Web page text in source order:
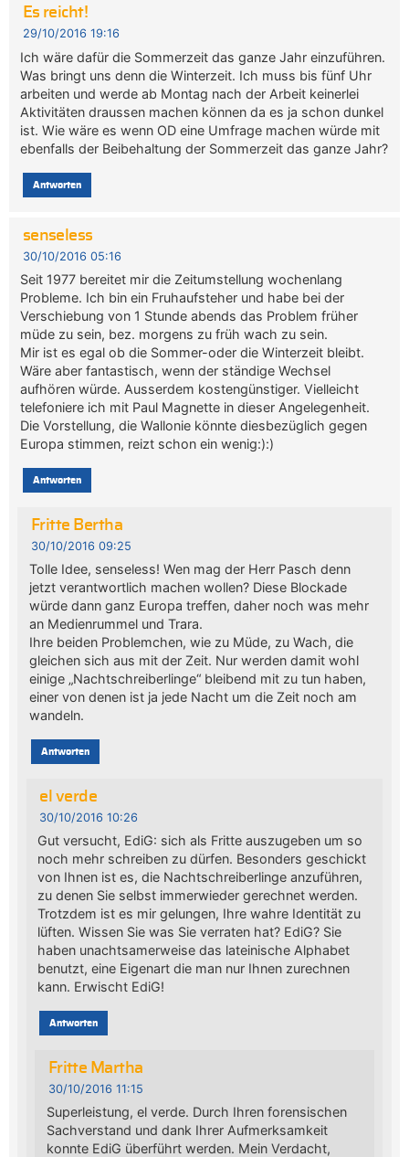
Es reicht!
29/10/2016 19:16
Ich wäre dafür die Sommerzeit das ganze Jahr einzuführen.
Was bringt uns denn die Winterzeit. Ich muss bis fünf Uhr
arbeiten und werde ab Montag nach der Arbeit keinerlei
Aktivitäten draussen machen können da es ja schon dunkel
ist. Wie wäre es wenn OD eine Umfrage machen würde mit
ebenfalls der Beibehaltung der Sommerzeit das ganze Jahr?
Antworten
senseless
30/10/2016 05:16
Seit 1977 bereitet mir die Zeitumstellung wochenlang
Probleme. Ich bin ein Fruhaufsteher und habe bei der
Verschiebung von 1 Stunde abends das Problem früher
müde zu sein, bez. morgens zu früh wach zu sein.
Mir ist es egal ob die Sommer-oder die Winterzeit bleibt.
Wäre aber fantastisch, wenn der ständige Wechsel
aufhören würde. Ausserdem kostengünstiger. Vielleicht
telefoniere ich mit Paul Magnette in dieser Angelegenheit.
Die Vorstellung, die Wallonie könnte diesbezüglich gegen
Europa stimmen, reizt schon ein wenig:):)
Antworten
Fritte Bertha
30/10/2016 09:25
Tolle Idee, senseless! Wen mag der Herr Pasch denn
jetzt verantwortlich machen wollen? Diese Blockade
würde dann ganz Europa treffen, daher noch was mehr
an Medienrummel und Trara.
Ihre beiden Problemchen, wie zu Müde, zu Wach, die
gleichen sich aus mit der Zeit. Nur werden damit wohl
einige „Nachtschreiberlinge“ bleibend mit zu tun haben,
einer von denen ist ja jede Nacht um die Zeit noch am
wandeln.
Antworten
el verde
30/10/2016 10:26
Gut versucht, EdiG: sich als Fritte auszugeben um so
noch mehr schreiben zu dürfen. Besonders geschickt
von Ihnen ist es, die Nachtschreiberlinge anzuführen,
zu denen Sie selbst immerwieder gerechnet werden.
Trotzdem ist es mir gelungen, Ihre wahre Identität zu
lüften. Wissen Sie was Sie verraten hat? EdiG? Sie
haben unachtsamerweise das lateinische Alphabet
benutzt, eine Eigenart die man nur Ihnen zurechnen
kann. Erwischt EdiG!
Antworten
Fritte Martha
30/10/2016 11:15
Superleistung, el verde. Durch Ihren forensischen
Sachverstand und dank Ihrer Aufmerksamkeit
konnte EdiG überführt werden. Mein Verdacht,